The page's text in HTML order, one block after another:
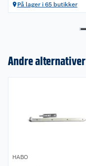
På lager i 65 butikker
Andre alternativer
HABO
Om oss